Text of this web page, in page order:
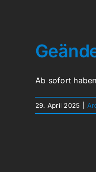
Ab sofort
29. April 2025